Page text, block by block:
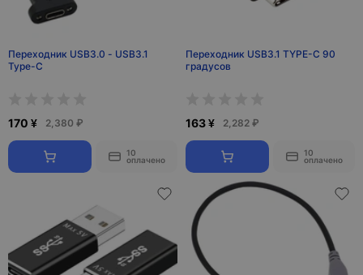
Переходник USB3.0 - USB3.1
Type-C
170 ¥ 2,380 ₽
10
оплачено
Переходник USB3.1 TYPE-C 90
градусов
163 ¥ 2,282 ₽
10
оплачено